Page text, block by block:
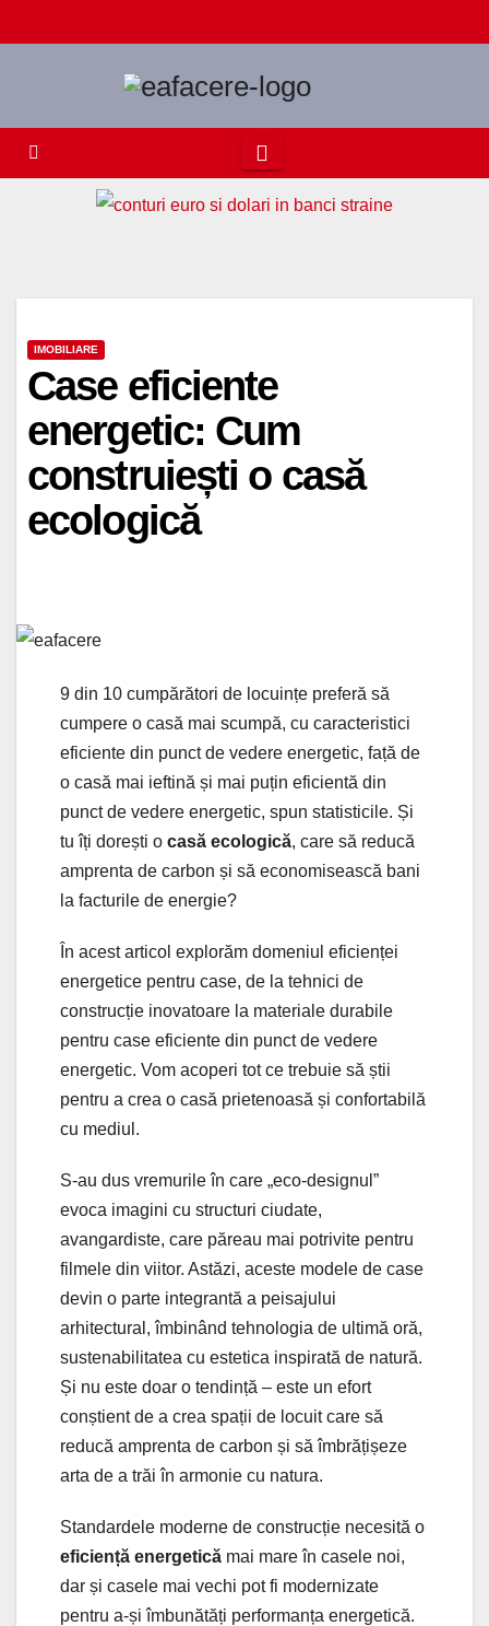
to
IMOBILIARE
Case eficiente
energetic: Cum
construiești o casă
ecologică
9 din 10 cumpărători de locuințe preferă să
cumpere o casă mai scumpă, cu caracteristici
eficiente din punct de vedere energetic, față de
o casă mai ieftină și mai puțin eficientă din
punct de vedere energetic, spun statisticile. Și
tu îți dorești o casă ecologică, care să reducă
amprenta de carbon și să economisească bani
la facturile de energie?
În acest articol explorăm domeniul eficienței
energetice pentru case, de la tehnici de
construcție inovatoare la materiale durabile
pentru case eficiente din punct de vedere
energetic. Vom acoperi tot ce trebuie să știi
pentru a crea o casă prietenoasă și confortabilă
cu mediul.
S-au dus vremurile în care „eco-designul”
evoca imagini cu structuri ciudate,
avangardiste, care păreau mai potrivite pentru
filmele din viitor. Astăzi, aceste modele de case
devin o parte integrantă a peisajului
arhitectural, îmbinând tehnologia de ultimă oră,
sustenabilitatea cu estetica inspirată de natură.
Și nu este doar o tendință – este un efort
conștient de a crea spații de locuit care să
reducă amprenta de carbon și să îmbrățișeze
arta de a trăi în armonie cu natura.
Standardele moderne de construcție necesită o
eficiență energetică mai mare în casele noi,
dar și casele mai vechi pot fi modernizate
pentru a-și îmbunătăți performanța energetică.